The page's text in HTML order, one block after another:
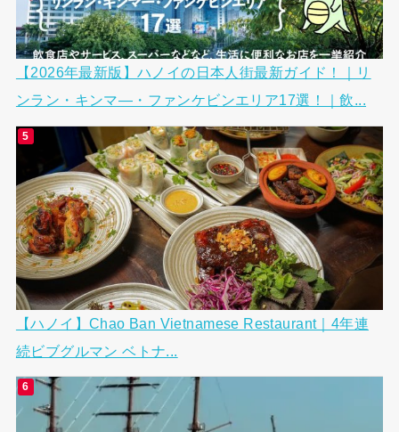
【2026年最新版】ハノイの日本人街最新ガイド！｜リ
ンラン・キンマ―・ファンケビンエリア17選！｜飲...
【ハノイ】Chao Ban Vietnamese Restaurant｜4年連
続ビブグルマン ベトナ...